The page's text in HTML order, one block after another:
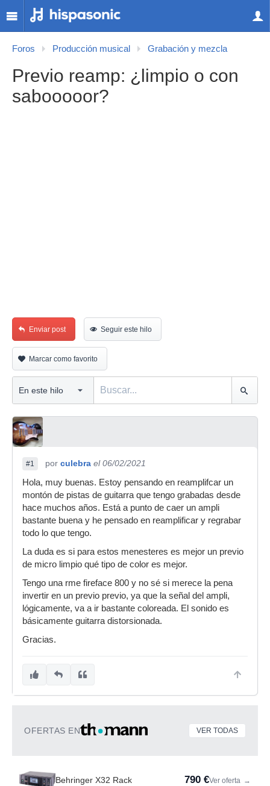
Foros Producción musical Grabación y mezcla
Previo reamp: ¿limpio o con
sabooooor?
Enviar post Seguir este hilo
Marcar como favorito
#1 por culebra el 06/02/2021
Hola, muy buenas. Estoy pensando en reamplifcar un
montón de pistas de guitarra que tengo grabadas desde
hace muchos años. Está a punto de caer un ampli
bastante buena y he pensado en reamplificar y regrabar
todo lo que tengo.
La duda es si para estos menesteres es mejor un previo
de micro limpio qué tipo de color es mejor.
Tengo una rme fireface 800 y no sé si merece la pena
invertir en un previo previo, ya que la señal del ampli,
lógicamente, va a ir bastante coloreada. El sonido es
básicamente guitarra distorsionada.
Gracias.
OFERTAS EN VER TODAS
Behringer X32 Rack 790 €Ver oferta →